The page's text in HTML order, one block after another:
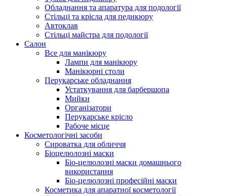
Обладнання та апаратура для подології
Стільці та крісла для педикюру
Автоклав
Стільці майстра для подології
Салон
Все для манікюру
Лампи для манікюру
Манікюрні столи
Перукарське обладнання
Устаткування для барбершопа
Мийки
Організатори
Перукарське крісло
Рабоче місце
Косметологічні засоби
Сироватка для обличчя
Біоцелюлозні маски
Біо-целюлозні маски домашнього
використання
Біо-целюлозні професійні маски
Косметика для апаратної косметології